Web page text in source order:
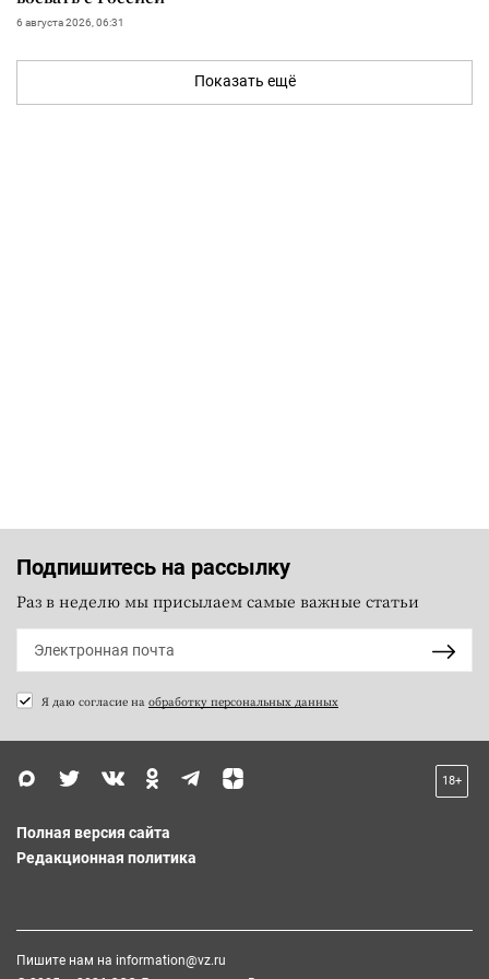
6 августа 2026, 06:31
Показать ещё
Подпишитесь на рассылку
Раз в неделю мы присылаем самые важные статьи
Я даю согласие на обработку персональных данных
18+
Полная версия сайта
Редакционная политика
Пишите нам на information@vz.ru